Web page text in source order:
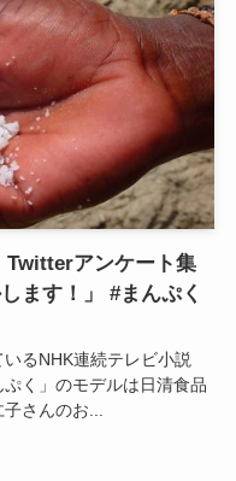
Twitterアンケート集
ます！」 #まんぷく
るNHK連続テレビ小説
ぷく」のモデルは日清食品
さんのお...